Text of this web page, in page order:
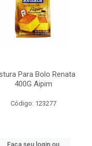
Para Bolo Renata
400G Aipim
Código: 123277
Faça seu login ou